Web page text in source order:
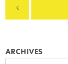
ARCHIVES